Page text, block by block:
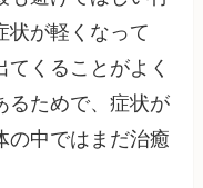
状が軽くなって
くることがよく
るためで、症状が
の中ではまだ治癒